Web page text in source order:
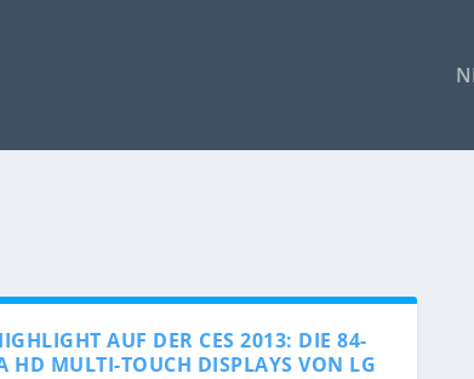
AUF DER CES 2013: DIE 84-
HD MULTI-TOUCH DISPLAYS VON LG